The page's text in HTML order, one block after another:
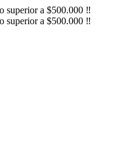
superior a $500.000 ‼️
superior a $500.000 ‼️